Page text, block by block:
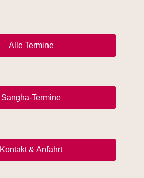
Alle Termine
Sangha-Termine
Kontakt & Anfahrt